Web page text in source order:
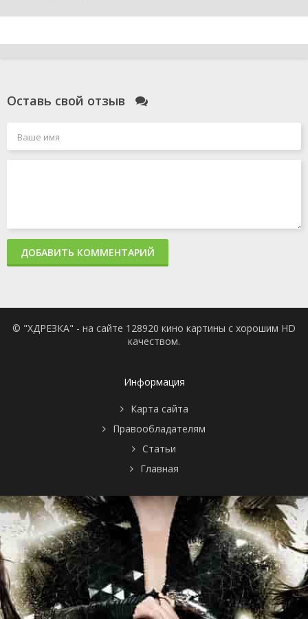
Оставь свой отзыв
ДОБАВИТЬ КОММЕНТАРИЙ
© "ХДРЕЗКА" - на сайте 128920 кино картины с хорошим HD
качеством.
Информация
Карта сайта
Правообладателям
Статьи
Главная